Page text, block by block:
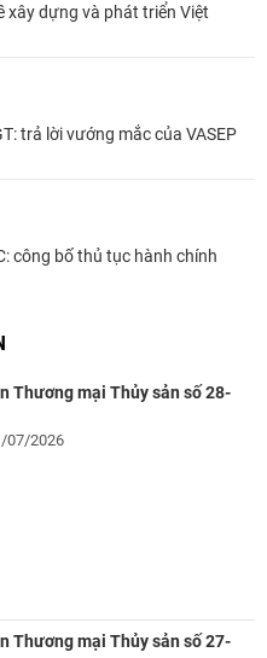
xây dựng và phát triển Việt
trả lời vướng mắc của VASEP
công bố thủ tục hành chính
Thương mại Thủy sản số 28-
07/2026
Thương mại Thủy sản số 27-